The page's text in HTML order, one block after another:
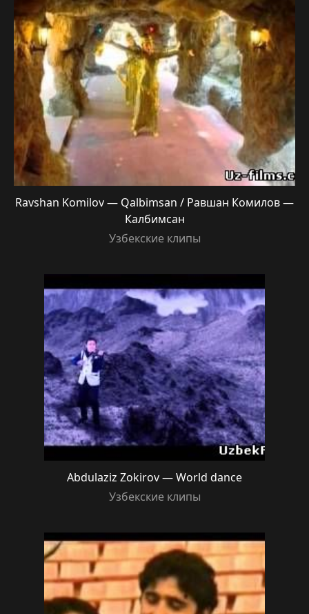
Ravshan Komilov — Qalbimsan / Равшан Комилов —
Калбимсан
Узбекские клипы
Abdulaziz Zokirov — World dance
Узбекские клипы